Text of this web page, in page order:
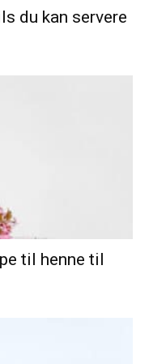
du kan servere
til henne til